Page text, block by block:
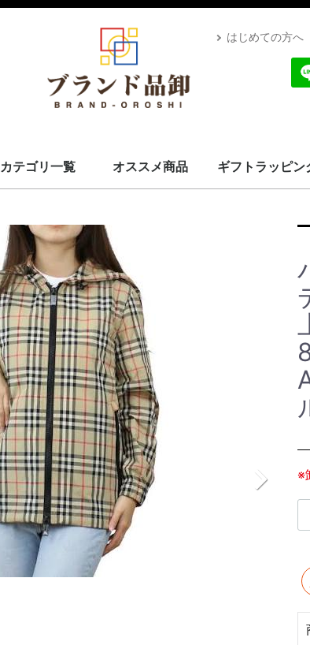
はじめての方へ
カテゴリ一覧
スカーフ・マフラー
コート・上着
小物・筆記
バッグ＆ポーチ
財布
腕時計
サングラス、ゴーグル
アロマ＆フレグランス
帽子
靴
ベルト
ネクタイ
アパレル
ベビー用品
靴下・下着
アクセサリ
ペット用品
ギフトラッピング
その他
ALEXANDRE DE PARIS
BRIEFING FONDATION LOUIS VUITTON
CANADA GOOSE
UGG
Stefano Corsini
CAPE HORN
ZANELLATO
IL BISONTE
Vivienne Westwood
GIANNI CHIARINI
CARBOTTI
THENORTHFACE
Advisor
Kahler
Arabia
PATOU
Mackage
Satellite
Carhartt
Banyan's Visa Bay
CUTTER&BUCK
MARKET
PHARMACY
MC2 SAINT
GIORGIO ARMANI
STONEISLAND
YUZEFI
J&M DAVIDSON
Vivienne Westwood
14BROS
STAMERRA
SEE BY CHLOE
PENDLETON
OPENING CEREMONY
MSGM
LACOSTE
Kiton
KAPPA GOLF
HYDROGEN
本間ゴルフ
GOLDEN GOOSE
FRED PERRY
EA7
DROLE DE MONSIEUR
CULTI
Conklin
BUNNIES BY THE BAY
BRUNELLO CUCINELLI
Brioni
BROOKLYN HAT
AVentiQuattrore
ARMANI EXCHANGEADIDAS BY STELLA MCCARTNEY
APEDE MOD
VALEXTRA
MM6
MAISON KITSUNE
ISABEL MARANT
Sara Burglar
Zeus+Dione
Alexander McQueen
MaxMara
Maison Margiela
NIKE
ROLEX
AMI PARIS
JIL SANDER
TOD's
OFF-WHITE
Chloé
MARNI
STELLA MCCARTNEY
CELINE
Karl Lagerfeld
MOOSE KNUCKLES
CANADA GOOSE COMME des GARÇONS
BALMAIN
KENZO
TOM FORD
LOEWE
USED
Dr.Martens
GREGORY
TOMMY HILFIGER
CHARLES JOURDAN
MISSONI
VERSACE
LANVAN
Lunaria Cashmere
WOOLRICH
Côte&Ciel
MONTECORE
MONCLER
MARIMEKKO
DIOR
MIUMIU
Ray-Ban
POLICE
LAVENHAM
VALENTINO
IL BISONTE
HUGO BOSS
TATRAS
Le Sport sac
GOYARD
GIVENCHY
FRANKIE MORELLO
BORGIOLI
GHERARDINI
MARC JACOBS
OUTLET
TORY BURCH
DUVETICA
GLENROYAL
BVLGARI
BURBERRY
BERLUTI
BOTTEGA VENETA
BALENCIAGA
RALPH LAUREN
PRIMA CLASSE
PRADA
Paul Smith
MICHAEL KORS
LONGCHAMP
JIMMY CHOO
JACK SPADE
Jacques Britt
GUCCI
FURLA
FERRAGAMO
FENDI
FELISI
DUNHILL
DOLCE&GABBANA D&G
DIESEL
Di Giorgio
COACH
Christian Louboutin
CALVIN KLEIN
BALLY
CADINI
FEILER
BARK
MCM
Saint Laurent
Orobianco
EMPORIO ARMANI
HERMES
CHANEL
LOUIS VUITTON
オススメ商品 ギフトラッピン
※